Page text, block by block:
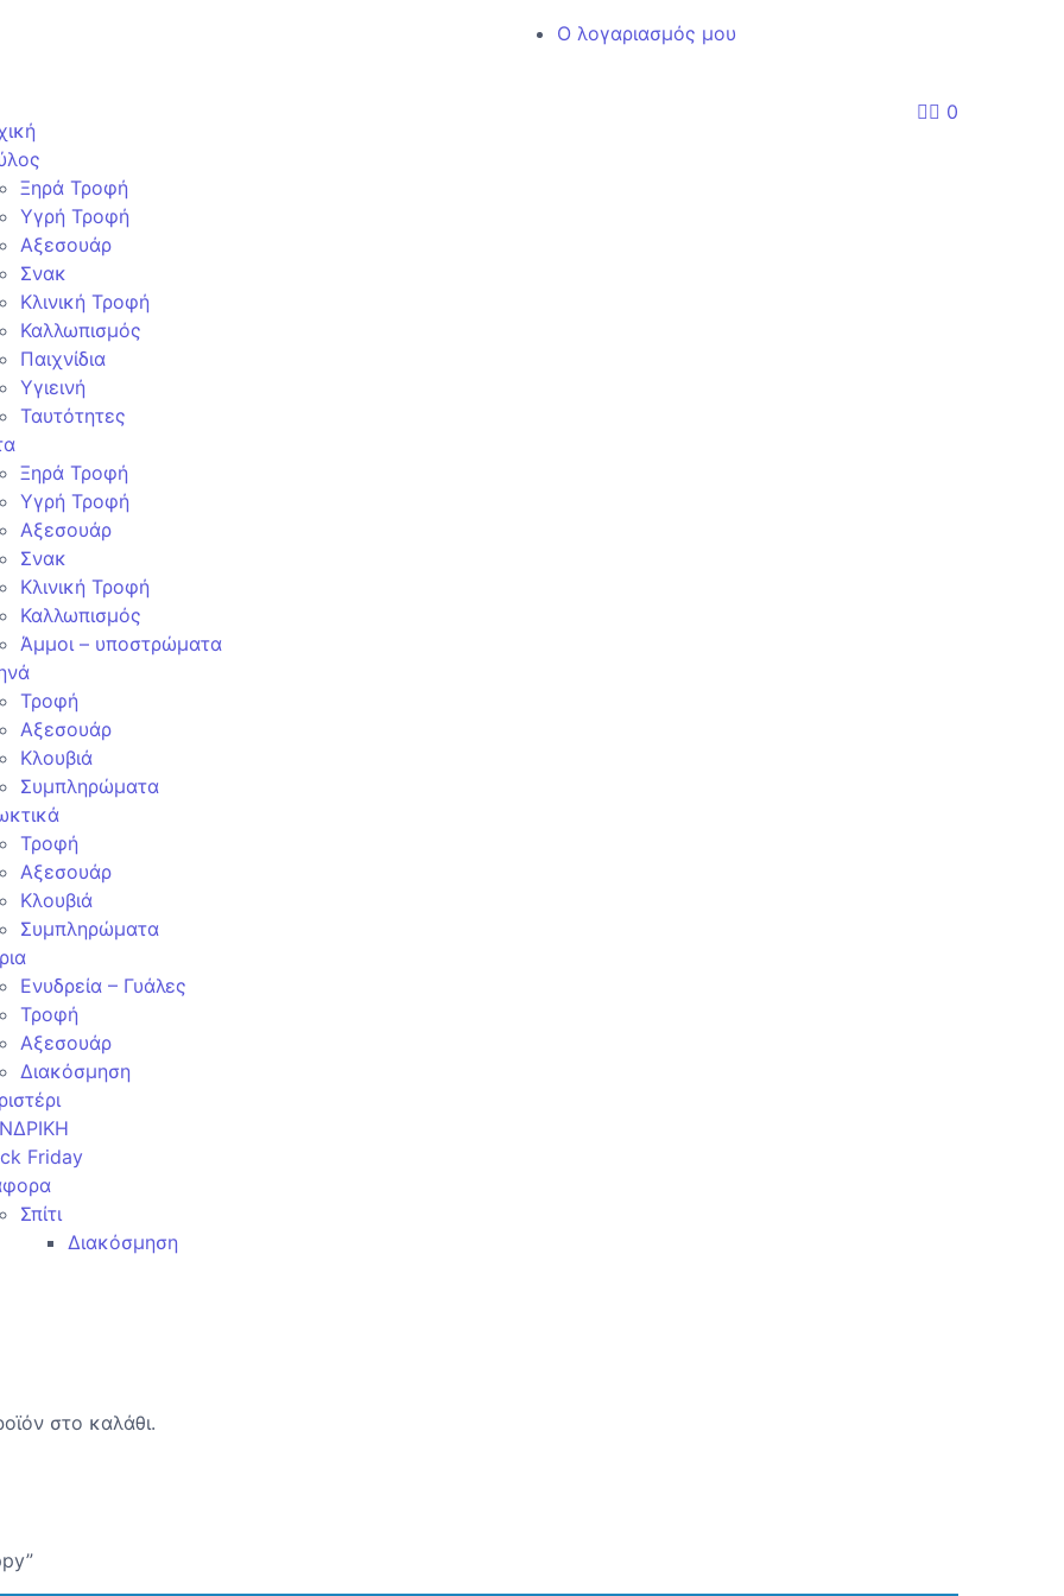
Ο λογαριασμός μου
Ξηρά Τροφή
Υγρή Τροφή
Αξεσουάρ
Σνακ
Κλινική Τροφή
Καλλωπισμός
Παιχνίδια
Υγιεινή
Ταυτότητες
Ξηρά Τροφή
Υγρή Τροφή
Αξεσουάρ
Σνακ
Κλινική Τροφή
Καλλωπισμός
Άμμοι – υποστρώματα
Τροφή
Αξεσουάρ
Κλουβιά
Συμπληρώματα
Τροφή
Αξεσουάρ
Κλουβιά
Συμπληρώματα
Ενυδρεία – Γυάλες
Τροφή
Αξεσουάρ
Διακόσμηση
Friday
Σπίτι
Διακόσμηση
0
στο καλάθι.